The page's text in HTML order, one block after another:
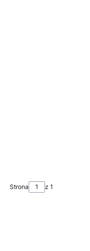
Strona z 1